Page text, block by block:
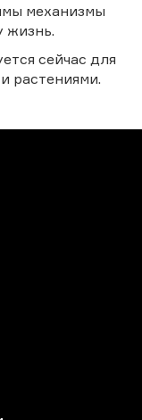
механизмы
жизнь.
сейчас для
растениями.